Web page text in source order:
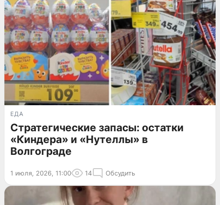
ЕДА
Стратегические запасы: остатки
«Киндера» и «Нутеллы» в
Волгограде
1 июля, 2026, 11:00 14 Обсудить